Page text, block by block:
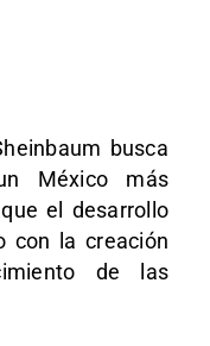
busca
México más
el desarrollo
con la creación
de las